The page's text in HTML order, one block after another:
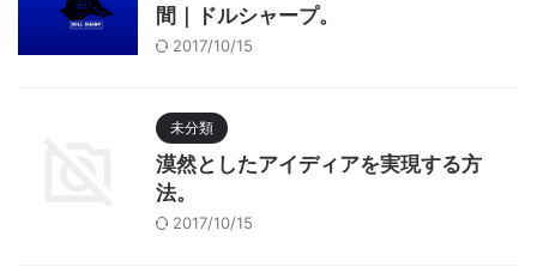
間｜ドルシャープ。
2017/10/15
未分類
漠然としたアイディアを実現する方
法。
2017/10/15